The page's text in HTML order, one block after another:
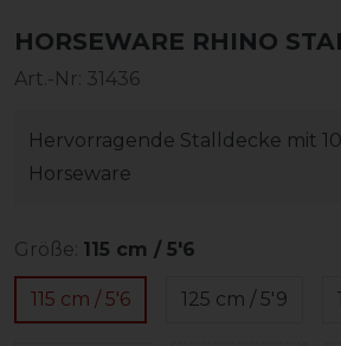
HORSEWARE RHINO
Art.-Nr: 31436
Hervorragende Stalldecke mit
Horseware
Größe: 115 cm / 5'6
115 cm / 5'6 125 cm / 5'9